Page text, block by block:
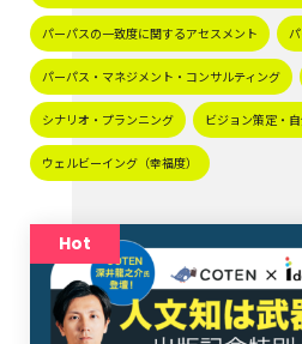
パーパスの一致度に関するアセスメント
パーパス・マネジメント・コンサルティング
シナリオ・プランニング ビジョン策定・
ウェルビーイング（幸福度）
Hot